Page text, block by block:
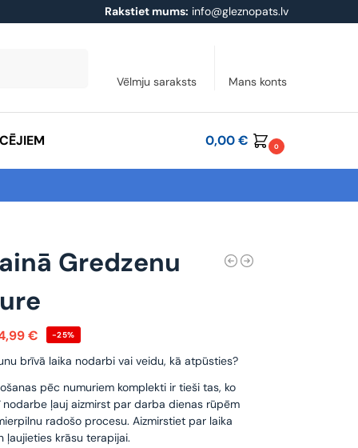
Rakstiet mums: info@gleznopats.lv
Vēlmju saraksts Mans konts
0,00€ 0
Gredzenu
€ -25%
brīvā laika nodarbi vai veidu, kā atpūsties?
pēc numuriem komplekti ir tieši tas, ko
nodarbe ļauj aizmirst par darba dienas rūpēm
radošo procesu. Aizmirstiet par laika
ļaujieties krāsu terapijai.